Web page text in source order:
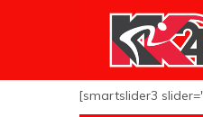
[smartslider3